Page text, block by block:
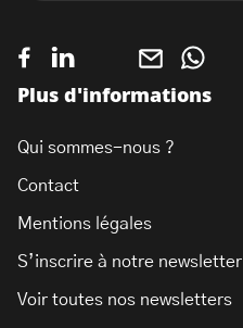
Plus d'informations
Qui sommes-nous ?
Contact
Mentions légales
S’inscrire à notre newsletter
Voir toutes nos newsletters